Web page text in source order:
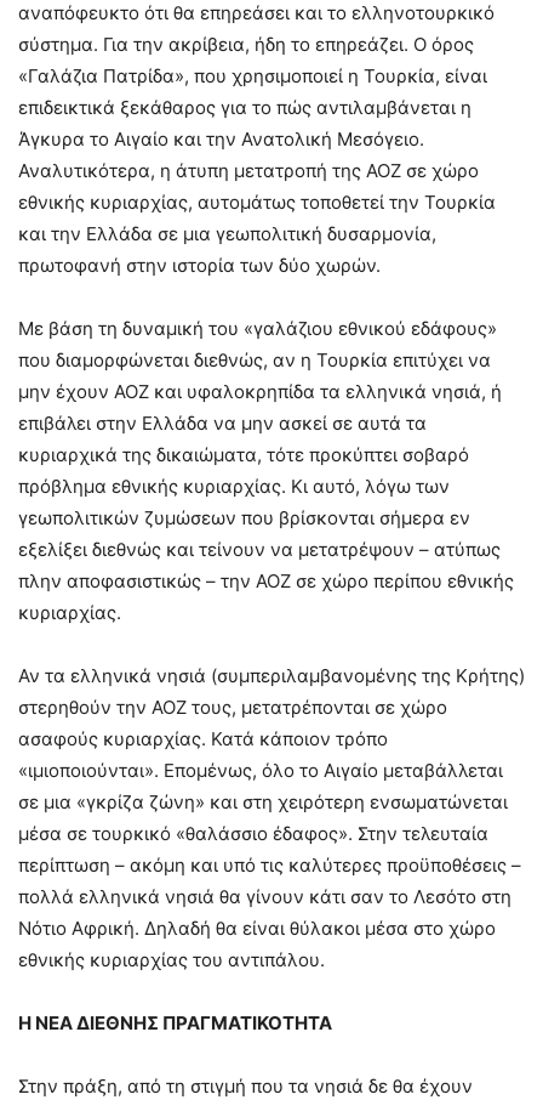
αναπόφευκτο ότι θα επηρεάσει και το ελληνοτουρκικό
σύστημα. Για την ακρίβεια, ήδη το επηρεάζει. Ο όρος
«Γαλάζια Πατρίδα», που χρησιμοποιεί η Τουρκία, είναι
επιδεικτικά ξεκάθαρος για το πώς αντιλαμβάνεται η
Άγκυρα το Αιγαίο και την Ανατολική Μεσόγειο.
Αναλυτικότερα, η άτυπη μετατροπή της ΑΟΖ σε χώρο
εθνικής κυριαρχίας, αυτομάτως τοποθετεί την Τουρκία
και την Ελλάδα σε μια γεωπολιτική δυσαρμονία,
πρωτοφανή στην ιστορία των δύο χωρών.
Με βάση τη δυναμική του «γαλάζιου εθνικού εδάφους»
που διαμορφώνεται διεθνώς, αν η Τουρκία επιτύχει να
μην έχουν ΑΟΖ και υφαλοκρηπίδα τα ελληνικά νησιά, ή
επιβάλει στην Ελλάδα να μην ασκεί σε αυτά τα
κυριαρχικά της δικαιώματα, τότε προκύπτει σοβαρό
πρόβλημα εθνικής κυριαρχίας. Κι αυτό, λόγω των
γεωπολιτικών ζυμώσεων που βρίσκονται σήμερα εν
εξελίξει διεθνώς και τείνουν να μετατρέψουν – ατύπως
πλην αποφασιστικώς – την ΑΟΖ σε χώρο περίπου εθνικής
κυριαρχίας.
Αν τα ελληνικά νησιά (συμπεριλαμβανομένης της Κρήτης)
στερηθούν την ΑΟΖ τους, μετατρέπονται σε χώρο
ασαφούς κυριαρχίας. Κατά κάποιον τρόπο
«ιμιοποιούνται». Επομένως, όλο το Αιγαίο μεταβάλλεται
σε μια «γκρίζα ζώνη» και στη χειρότερη ενσωματώνεται
μέσα σε τουρκικό «θαλάσσιο έδαφος». Στην τελευταία
περίπτωση – ακόμη και υπό τις καλύτερες προϋποθέσεις –
πολλά ελληνικά νησιά θα γίνουν κάτι σαν το Λεσότο στη
Νότιο Αφρική. Δηλαδή θα είναι θύλακοι μέσα στο χώρο
εθνικής κυριαρχίας του αντιπάλου.
Η ΝΕΑ ΔΙΕΘΝΗΣ ΠΡΑΓΜΑΤΙΚΟΤΗΤΑ
Στην πράξη, από τη στιγμή που τα νησιά δε θα έχουν